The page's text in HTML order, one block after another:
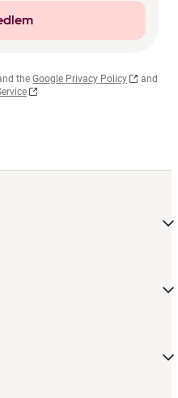
the Google Privacy Policy
and